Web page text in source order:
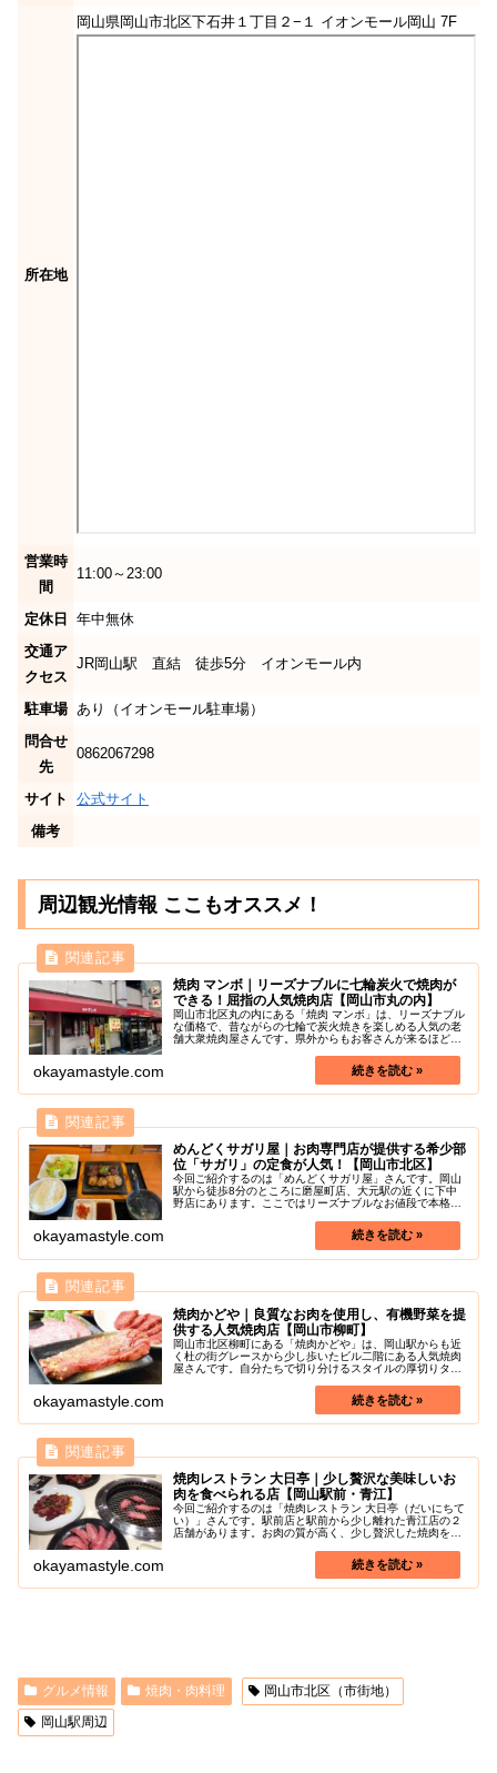
所在地
岡山県岡山市北区下石井１丁目２−１ イオンモール岡山 7F
営業時
間
11:00～23:00
定休日
年中無休
交通ア
クセス
JR岡山駅 直結 徒歩5分 イオンモール内
駐車場
あり（イオンモール駐車場）
問合せ
先
0862067298
サイト
公式サイト
備考
周辺観光情報 ここもオススメ！
焼肉 マンボ｜リーズナブルに七輪炭火で焼肉が
できる！屈指の人気焼肉店【岡山市丸の内】
岡山市北区丸の内にある「焼肉 マンボ」は、リーズナブル
な価格で、昔ながらの七輪で炭火焼きを楽しめる人気の老
舗大衆焼肉屋さんです。県外からもお客さんが来るほどフ
okayamastyle.com
めんどくサガリ屋｜お肉専門店が提供する希少部
位「サガリ」の定食が人気！【岡山市北区】
今回ご紹介するのは「めんどくサガリ屋」さんです。岡山
駅から徒歩8分のところに磨屋町店、大元駅の近くに下中
野店にあります。ここではリーズナブルなお値段で本格焼
ススメです。めんどくサガリ屋のお...
okayamastyle.com
焼肉かどや｜良質なお肉を使用し、有機野菜を提
供する人気焼肉店【岡山市柳町】
岡山市北区柳町にある「焼肉かどや」は、岡山駅からも近
く杜の街グレースから少し歩いたビル二階にある人気焼肉
屋さんです。自分たちで切り分けるスタイルの厚切りタン
が、豚肉の「おうぎ」や「のど笛」な...
okayamastyle.com
焼肉レストラン 大日亭｜少し贅沢な美味しいお
肉を食べられる店【岡山駅前・青江】
今回ご紹介するのは「焼肉レストラン 大日亭（だいにちて
い）」さんです。駅前店と駅前から少し離れた青江店の２
店舗があります。お肉の質が高く、少し贅沢した焼肉を食
は、西川緑道公園沿いにあります...
okayamastyle.com
グルメ情報 焼肉・肉料理
岡山市北区（市街地）
岡山駅周辺